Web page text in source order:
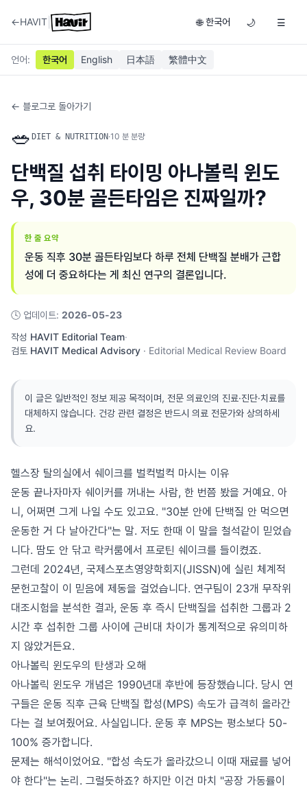
←HAVIT 🌐 한국어 🌙 ☰
언어: 한국어 English 日本語 繁體中文
← 블로그로 돌아가기
🥗 DIET & NUTRITION·10 분 분량
단백질 섭취 타이밍 아나볼릭 윈도
우, 30분 골든타임은 진짜일까?
한 줄 요약
운동 직후 30분 골든타임보다 하루 전체 단백질 분배가 근합
성에 더 중요하다는 게 최신 연구의 결론입니다.
🕓 업데이트: 2026-05-23
작성 HAVIT Editorial Team·
검토 HAVIT Medical Advisory · Editorial Medical Review Board
이 글은 일반적인 정보 제공 목적이며, 전문 의료인의 진료·진단·치료를
대체하지 않습니다. 건강 관련 결정은 반드시 의료 전문가와 상의하세
요.
헬스장 탈의실에서 쉐이크를 벌컥벌컥 마시는 이유
운동 끝나자마자 쉐이커를 꺼내는 사람, 한 번쯤 봤을 거예요. 아
니, 어쩌면 그게 나일 수도 있고요. "30분 안에 단백질 안 먹으면
운동한 거 다 날아간다"는 말. 저도 한때 이 말을 철석같이 믿었습
니다. 땀도 안 닦고 락커룸에서 프로틴 쉐이크를 들이켰죠.
그런데 2024년, 국제스포츠영양학회지(JISSN)에 실린 체계적
문헌고찰이 이 믿음에 제동을 걸었습니다. 연구팀이 23개 무작위
대조시험을 분석한 결과, 운동 후 즉시 단백질을 섭취한 그룹과 2
시간 후 섭취한 그룹 사이에 근비대 차이가 통계적으로 유의미하
지 않았거든요.
아나볼릭 윈도우의 탄생과 오해
아나볼릭 윈도우 개념은 1990년대 후반에 등장했습니다. 당시 연
구들은 운동 직후 근육 단백질 합성(MPS) 속도가 급격히 올라간
다는 걸 보여줬어요. 사실입니다. 운동 후 MPS는 평소보다 50-
100% 증가합니다.
문제는 해석이었어요. "합성 속도가 올라갔으니 이때 재료를 넣어
야 한다"는 논리. 그럴듯하죠? 하지만 이건 마치 "공장 가동률이